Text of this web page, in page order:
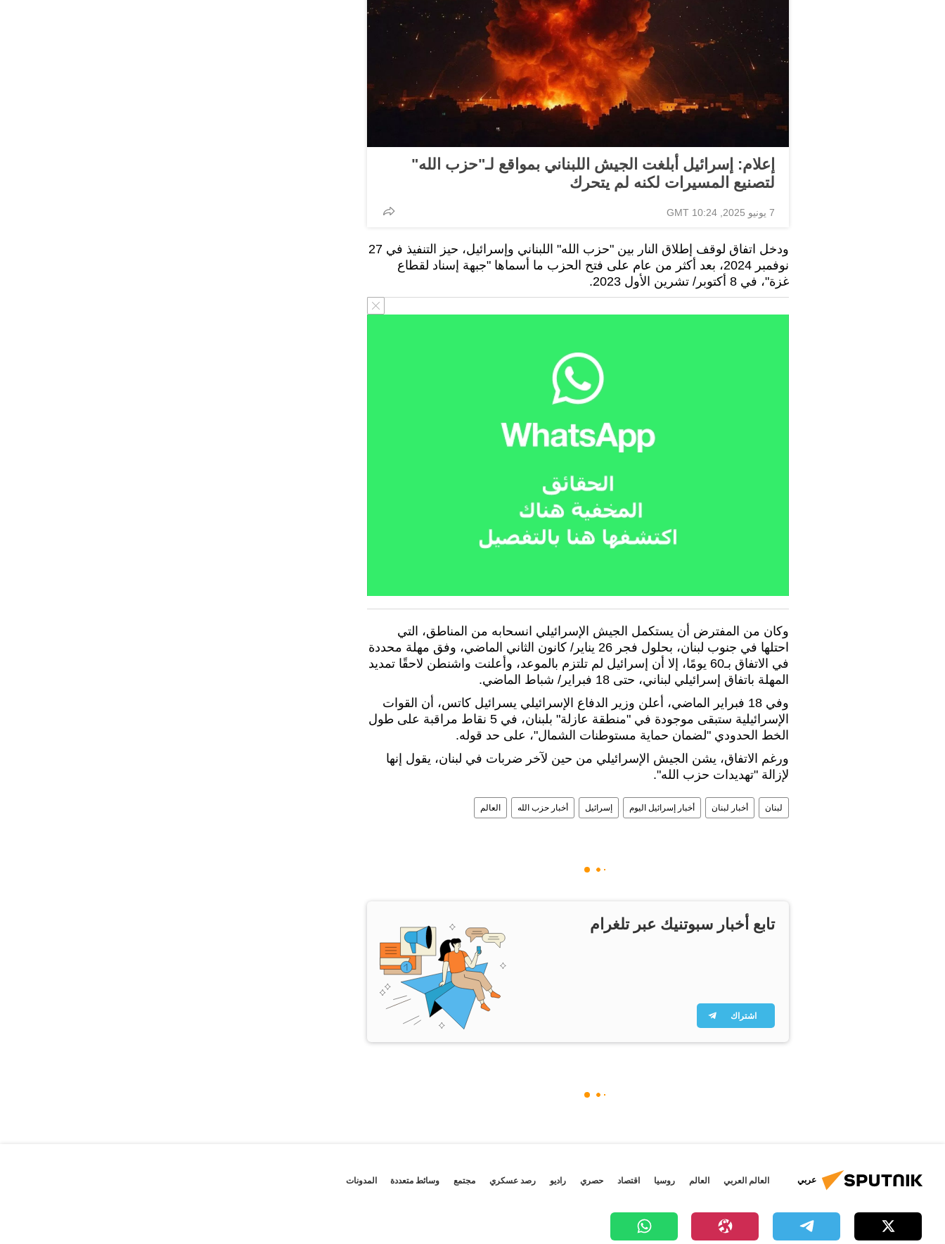
إعلام: إسرائيل أبلغت الجيش اللبناني بمواقع لـ"حزب الله"
لتصنيع المسيرات لكنه لم يتحرك
7 يونيو 2025, 10:24 GMT
ودخل اتفاق لوقف إطلاق النار بين "حزب الله" اللبناني وإسرائيل، حيز التنفيذ في 27
نوفمبر 2024، بعد أكثر من عام على فتح الحزب ما أسماها "جبهة إسناد لقطاع
غزة"، في 8 أكتوبر/ تشرين الأول 2023.
وكان من المفترض أن يستكمل الجيش الإسرائيلي انسحابه من المناطق، التي
احتلها في جنوب لبنان، بحلول فجر 26 يناير/ كانون الثاني الماضي، وفق مهلة محددة
في الاتفاق بـ60 يومًا، إلا أن إسرائيل لم تلتزم بالموعد، وأعلنت واشنطن لاحقًا تمديد
المهلة باتفاق إسرائيلي لبناني، حتى 18 فبراير/ شباط الماضي.
وفي 18 فبراير الماضي، أعلن وزير الدفاع الإسرائيلي يسرائيل كاتس، أن القوات
الإسرائيلية ستبقى موجودة في "منطقة عازلة" بلبنان، في 5 نقاط مراقبة على طول
الخط الحدودي "لضمان حماية مستوطنات الشمال"، على حد قوله.
ورغم الاتفاق، يشن الجيش الإسرائيلي من حين لآخر ضربات في لبنان، يقول إنها
لإزالة "تهديدات حزب الله".
لبنان أخبار لبنان أخبار إسرائيل اليوم إسرائيل أخبار حزب الله العالم
تابع أخبار سبوتنيك عبر تلغرام
اشتراك
عربي العالم العربي العالم روسيا اقتصاد حصري راديو رصد عسكري مجتمع وسائط متعددة المدونات